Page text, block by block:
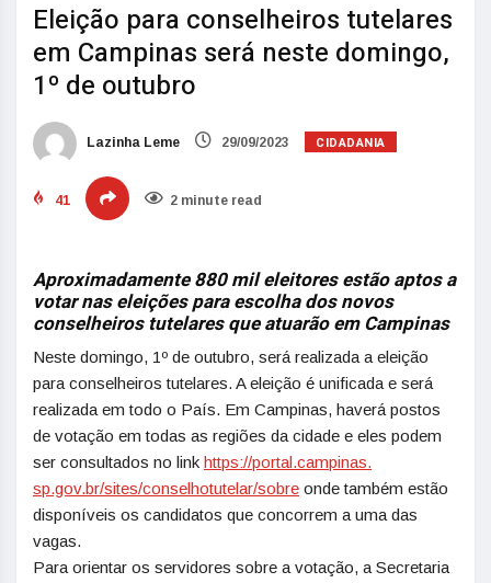
Eleição para conselheiros tutelares
em Campinas será neste domingo,
1º de outubro
Lazinha Leme 29/09/2023 CIDADANIA
41 2 minute read
Aproximadamente 880 mil eleitores estão aptos a
votar nas eleições para escolha dos novos
conselheiros tutelares que atuarão em Campinas
Neste domingo, 1º de outubro, será realizada a eleição
para conselheiros tutelares. A eleição é unificada e será
realizada em todo o País. Em Campinas, haverá postos
de votação em todas as regiões da cidade e eles podem
ser consultados no link https://portal.campinas.
sp.gov.br/sites/conselhotutelar/sobre onde também estão
disponíveis os candidatos que concorrem a uma das
vagas.
Para orientar os servidores sobre a votação, a Secretaria